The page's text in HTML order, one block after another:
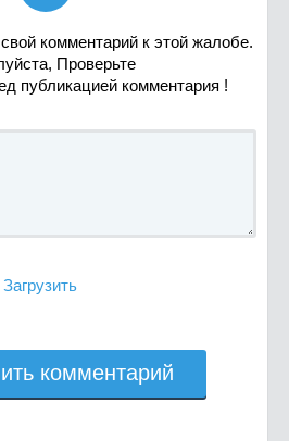
комментарий к этой жалобе.
Проверьте
публикацией комментария !
Загрузить
комментарий